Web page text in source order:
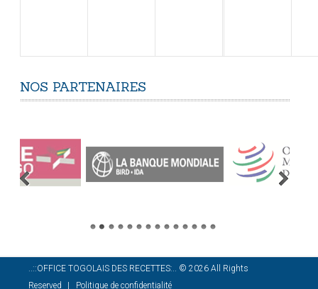
NOS PARTENAIRES
..::OFFICE TOGOLAIS DES RECETTES:.. © 2026 All Rights
Reserved
Politique de confidentialité